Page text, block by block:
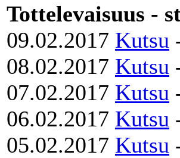
Tottelevaisuus -
09.02.2017 Kutsu
08.02.2017 Kutsu
07.02.2017 Kutsu
06.02.2017 Kutsu
05.02.2017 Kutsu